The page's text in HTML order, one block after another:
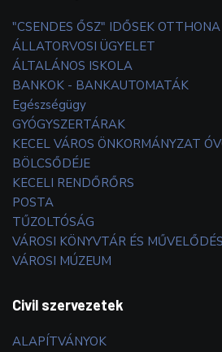
"CSENDES ŐSZ" IDŐSEK OTTHONA
ÁLLATORVOSI ÜGYELET
ÁLTALÁNOS ISKOLA
BANKOK - BANKAUTOMATÁK
Egészségügy
GYÓGYSZERTÁRAK
KECEL VÁROS ÖNKORMÁNYZAT
BÖLCSŐDÉJE
KECELI RENDŐRŐRS
POSTA
TŰZOLTÓSÁG
VÁROSI KÖNYVTÁR ÉS
VÁROSI MÚZEUM
Civil szervezetek
ALAPÍTVÁNYOK